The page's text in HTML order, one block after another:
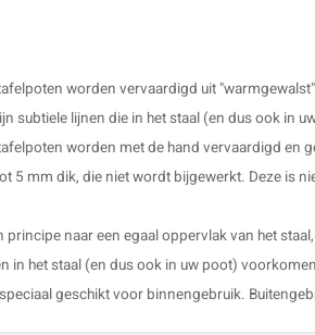
worden vervaardigd uit
subtiele lijnen die in het staal (en dus ook in
worden met de hand vervaardigd en
5 mm dik, die niet wordt bijgewerkt. Deze is
principe naar een egaal oppervlak van het
in het staal (en dus ook in uw poot)
geschikt voor binnengebruik.